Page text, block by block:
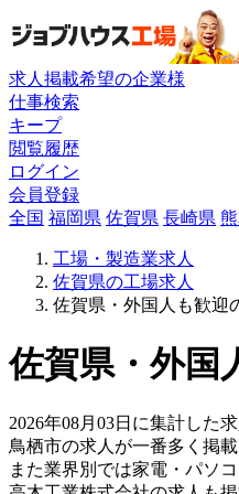
求人掲載希望の企業様
仕事検索
キープ
閲覧履歴
ログイン
会員登録
全国 福岡県 佐賀県 長崎県
工場・製造業求人
佐賀県の工場求人
佐賀県・外国人も歓迎
佐賀県・外国
2026年08月03日に集計した
鳥栖市の求人が一番多く掲載
また業界別では家電・パソ